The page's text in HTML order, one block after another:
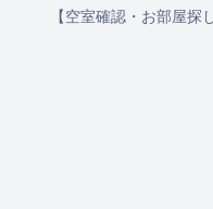
【空室確認・お部屋探